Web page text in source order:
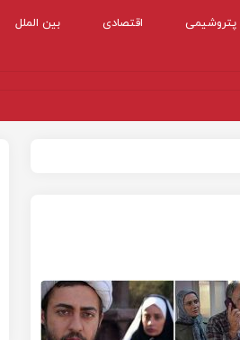
پتروشیمی اقتصادی بین الملل